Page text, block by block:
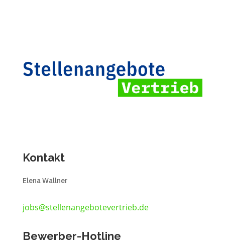
Kontakt
Elena Wallner
jobs@stellenangebotevertrieb.de
Bewerber-Hotline